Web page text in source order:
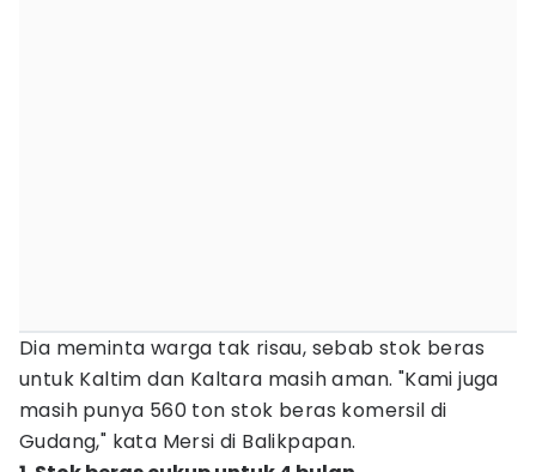
Dia meminta warga tak risau, sebab stok beras
untuk Kaltim dan Kaltara masih aman. "Kami juga
masih punya 560 ton stok beras komersil di
Gudang," kata Mersi di Balikpapan.